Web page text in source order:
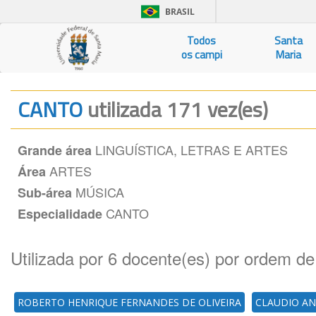
BRASIL
Todos
os campi
Santa
Maria
CANTOutilizada 171 vez(es)
Grande área LINGUÍSTICA, LETRAS E ARTES
Área ARTES
Sub-área MÚSICA
Especialidade CANTO
Utilizada por 6 docente(es) por ordem
ROBERTO HENRIQUE FERNANDES DE OLIVEIRA CLAUDIO